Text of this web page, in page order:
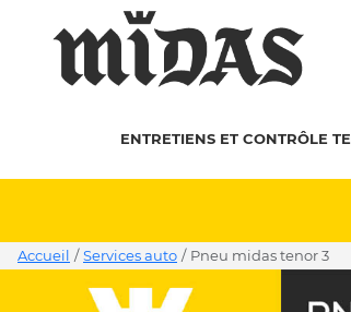
ENTRETIENS ET CONTRÔLE
Accueil / Services auto / pneu midas tenor 3